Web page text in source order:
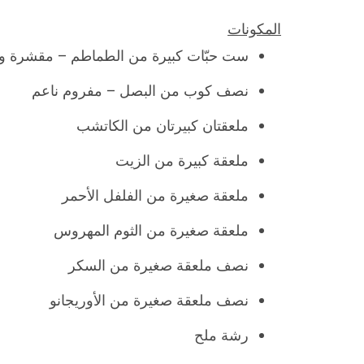
المكونات
ست حبّات كبيرة من الطماطم – مقشرة
نصف كوب من البصل – مفروم ناعم
ملعقتان كبيرتان من الكاتشب
ملعقة كبيرة من الزيت
ملعقة صغيرة من الفلفل الأحمر
ملعقة صغيرة من الثوم المهروس
نصف ملعقة صغيرة من السكر
نصف ملعقة صغيرة من الأوريجانو
رشة ملح